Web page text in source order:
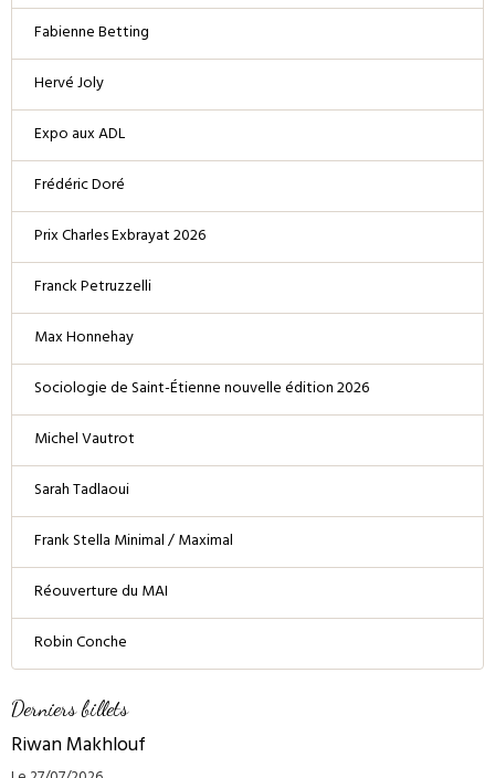
Fabienne Betting
Hervé Joly
Expo aux ADL
Frédéric Doré
Prix Charles Exbrayat 2026
Franck Petruzzelli
Max Honnehay
Sociologie de Saint-Étienne nouvelle édition 2026
Michel Vautrot
Sarah Tadlaoui
Frank Stella Minimal / Maximal
Réouverture du MAI
Robin Conche
Derniers billets
Riwan Makhlouf